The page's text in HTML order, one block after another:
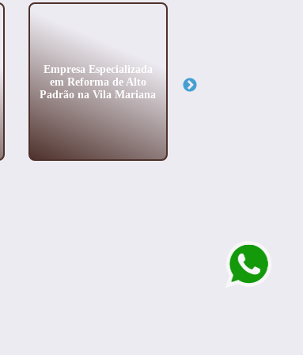
Empresa Especializada
em Reforma de Alto
Padrão na Vila Mariana